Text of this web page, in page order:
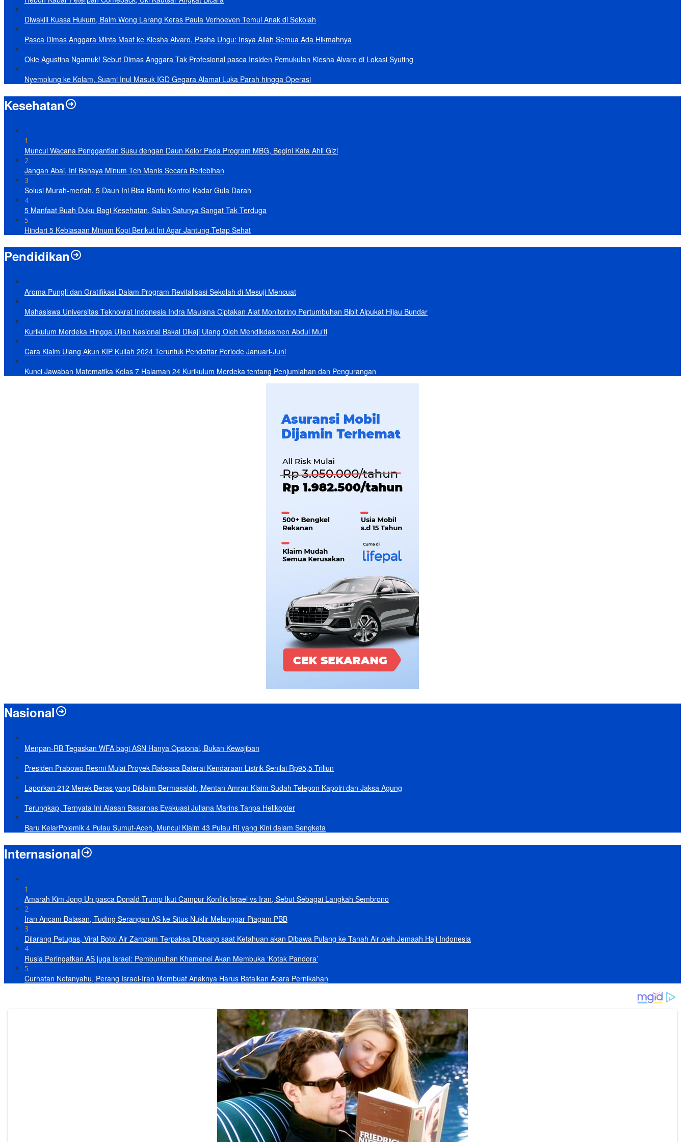
Diwakili Kuasa Hukum, Baim Wong Larang Keras Paula Verhoeven Temui Anak di Sekolah
Pasca Dimas Anggara Minta Maaf ke Kiesha Alvaro, Pasha Ungu: Insya Allah Semua Ada Hikmahnya
Okie Agustina Ngamuk! Sebut Dimas Anggara Tak Profesional pasca Insiden Pemukulan Kiesha Alvaro di Lokasi Syuting
Nyemplung ke Kolam, Suami Inul Masuk IGD Gegara Alamai Luka Parah hingga Operasi
Kesehatan
1
Muncul Wacana Penggantian Susu dengan Daun Kelor Pada Program MBG, Begini Kata Ahli Gizi
2
Jangan Abai, Ini Bahaya Minum Teh Manis Secara Berlebihan
3
Solusi Murah-meriah, 5 Daun Ini Bisa Bantu Kontrol Kadar Gula Darah
4
5 Manfaat Buah Duku Bagi Kesehatan, Salah Satunya Sangat Tak Terduga
5
Hindari 5 Kebiasaan Minum Kopi Berikut Ini Agar Jantung Tetap Sehat
Pendidikan
Aroma Pungli dan Gratifikasi Dalam Program Revitalisasi Sekolah di Mesuji Mencuat
Mahasiswa Universitas Teknokrat Indonesia Indra Maulana Ciptakan Alat Monitoring Pertumbuhan Bibit Alpukat Hijau Bundar
Kurikulum Merdeka Hingga Ujian Nasional Bakal Dikaji Ulang Oleh Mendikdasmen Abdul Mu’ti
Cara Klaim Ulang Akun KIP Kuliah 2024 Teruntuk Pendaftar Periode Januari-Juni
Kunci Jawaban Matematika Kelas 7 Halaman 24 Kurikulum Merdeka tentang Penjumlahan dan Pengurangan
Nasional
Menpan-RB Tegaskan WFA bagi ASN Hanya Opsional, Bukan Kewajiban
Presiden Prabowo Resmi Mulai Proyek Raksasa Baterai Kendaraan Listrik Senilai Rp95,5 Triliun
Laporkan 212 Merek Beras yang Diklaim Bermasalah, Mentan Amran Klaim Sudah Telepon Kapolri dan Jaksa Agung
Terungkap, Ternyata Ini Alasan Basarnas Evakuasi Juliana Marins Tanpa Helikopter
Baru KelarPolemik 4 Pulau Sumut-Aceh, Muncul Klaim 43 Pulau RI yang Kini dalam Sengketa
Internasional
1
Amarah Kim Jong Un pasca Donald Trump Ikut Campur Konflik Israel vs Iran, Sebut Sebagai Langkah Sembrono
2
Iran Ancam Balasan, Tuding Serangan AS ke Situs Nuklir Melanggar Piagam PBB
3
Dilarang Petugas, Viral Botol Air Zamzam Terpaksa Dibuang saat Ketahuan akan Dibawa Pulang ke Tanah Air oleh Jemaah Haji Indonesia
4
Rusia Peringatkan AS juga Israel: Pembunuhan Khamenei Akan Membuka ‘Kotak Pandora’
5
Curhatan Netanyahu, Perang Israel-Iran Membuat Anaknya Harus Batalkan Acara Pernikahan